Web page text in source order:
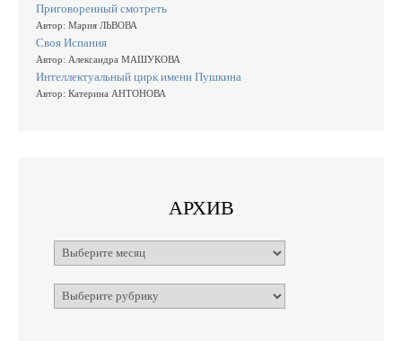
Приговоренный смотреть
Автор: Мария ЛЬВОВА
Своя Испания
Автор: Александра МАШУКОВА
Интеллектуальный цирк имени Пушкина
Автор: Катерина АНТОНОВА
АРХИВ
Архивы
Рубрики